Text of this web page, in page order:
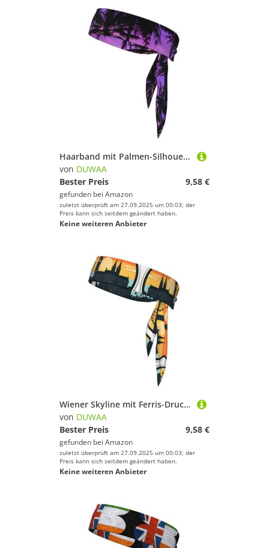
Haarband mit Palmen-Silhouette bei Sonnenuntergang, für Damen und Herren, Ninja-Stirnbänder, verstellbar, feuchtigkeitsableitend, kühlend
von DUWAA
Bester Preis
9,58 €
gefunden bei Amazon
zuletzt überprüft am 27.09.2025 um 00:03; der
Preis kann sich seitdem geändert haben.
Keine weiteren Anbieter
Wiener Skyline mit Ferris-Druck, Binde-Stirnband für Damen und Herren, Ninja-Stirnbänder, verstellbar, feuchtigkeitsableitend, kühlendes Stirnband
von DUWAA
Bester Preis
9,58 €
gefunden bei Amazon
zuletzt überprüft am 27.09.2025 um 00:03; der
Preis kann sich seitdem geändert haben.
Keine weiteren Anbieter